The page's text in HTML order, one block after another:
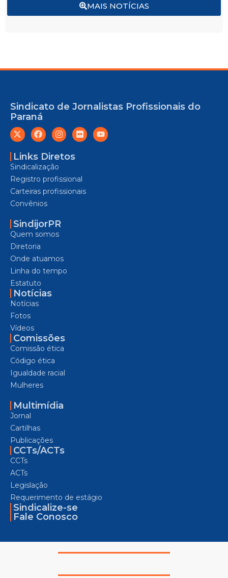
MAIS NOTÍCIAS
Sindicato de Jornalistas Profissionais do
Paraná
Links Diretos
Sindicalização
Registro profissional
Carteiras profissionais
Convênios
SindijorPR
Quem somos
Diretoria
Onde atuamos
Linha do tempo
Estatuto
Notícias
Notícias
Fotos
Vídeos
Comissões
Comissão ética
Código ética
Igualdade racial
Mulheres
Multimídia
Jornal
Cartilhas
Publicações
CCTs/ACTs
CCTs
ACTs
Legislação
Requerimento de estágio
Sindicalize-se
Fale Conosco